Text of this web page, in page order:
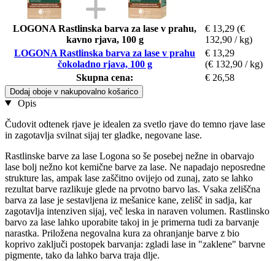
LOGONA Rastlinska barva za lase v prahu,
kavno rjava, 100 g
€ 13,29 (€
132,90 / kg)
LOGONA Rastlinska barva za lase v prahu
čokoladno rjava, 100 g
€ 13,29
(€ 132,90 / kg)
Skupna cena:
€ 26,58
Dodaj oboje v nakupovalno košarico
Opis
Čudovit odtenek rjave je idealen za svetlo rjave do temno rjave lase
in zagotavlja svilnat sijaj ter gladke, negovane lase.
Rastlinske barve za lase Logona so še posebej nežne in obarvajo
lase bolj nežno kot kemične barve za lase. Ne napadajo neposredne
strukture las, ampak lase zaščitno ovijejo od zunaj, zato se lahko
rezultat barve razlikuje glede na prvotno barvo las. Vsaka zeliščna
barva za lase je sestavljena iz mešanice kane, zelišč in sadja, kar
zagotavlja intenziven sijaj, več leska in naraven volumen. Rastlinsko
barvo za lase lahko uporabite takoj in je primerna tudi za barvanje
narastka. Priložena negovalna kura za ohranjanje barve z bio
koprivo zaključi postopek barvanja: zgladi lase in "zaklene" barvne
pigmente, tako da lahko barva traja dlje.